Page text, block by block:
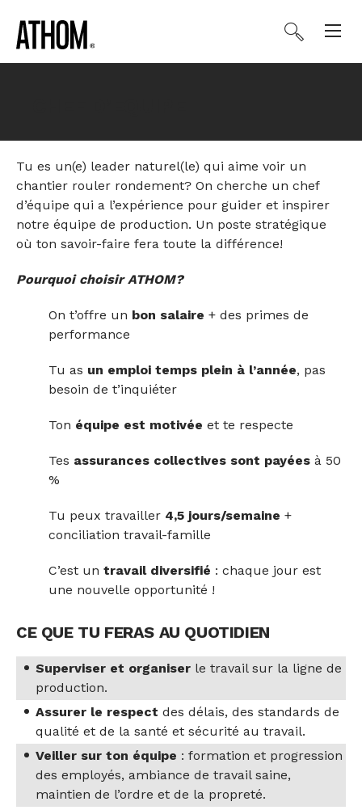
Tu es un(e) leader naturel(le) qui aime voir un
chantier rouler rondement? On cherche un chef
d’équipe qui a l’expérience pour guider et inspirer
notre équipe de production. Un poste stratégique
où ton savoir-faire fera toute la différence!
Pourquoi choisir ATHOM?
On t’offre un bon salaire + des primes de
performance
Tu as un emploi temps plein à l’année, pas
besoin de t’inquiéter
Ton équipe est motivée et te respecte
Tes assurances collectives sont payées à 50
%
Tu peux travailler 4,5 jours/semaine +
conciliation travail-famille
C’est un travail diversifié : chaque jour est
une nouvelle opportunité !
CE QUE TU FERAS AU QUOTIDIEN
Superviser et organiser le travail sur la ligne de
production.
Assurer le respect des délais, des standards de
qualité et de la santé et sécurité au travail.
Veiller sur ton équipe : formation et progression
des employés, ambiance de travail saine,
maintien de l’ordre et de la propreté.